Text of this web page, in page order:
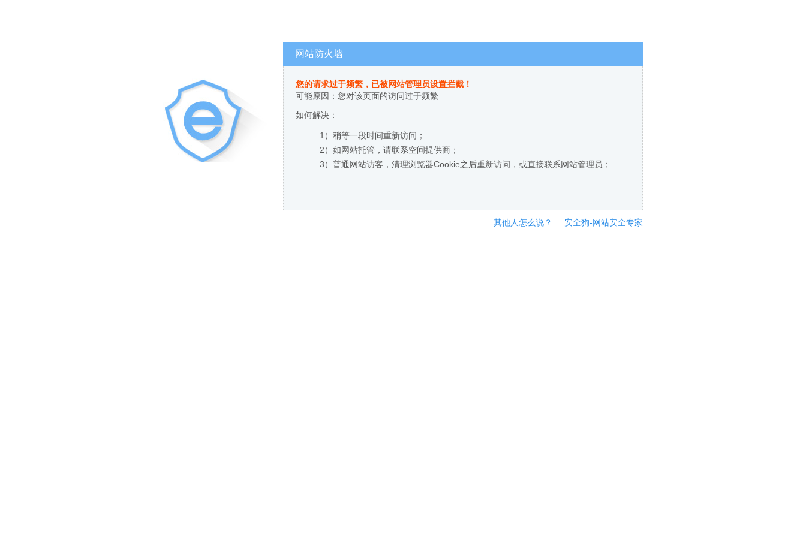
网站防火墙
您的请求过于频繁，已被网站管理员设置拦截！
可能原因：您对该页面的访问过于频繁
如何解决：
1）稍等一段时间重新访问；
2）如网站托管，请联系空间提供商；
3）普通网站访客，清理浏览器Cookie之后重新访问，或直接联系网站管理员；
其他人怎么说？ 安全狗-网站安全专家